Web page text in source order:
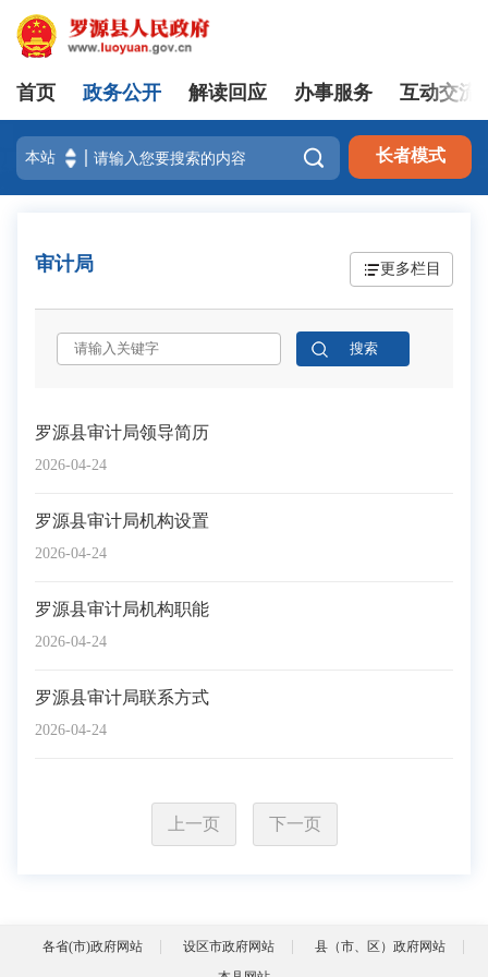
登录
首页 政务公开 解读回应 办事服务 互动交流
 长者模式
审计局 更多栏目
2026-04-24
罗源县审计局领导简历
2026-04-24
罗源县审计局机构设置
2026-04-24
罗源县审计局机构职能
2026-04-24
罗源县审计局联系方式
上一页 下一页
各省(市)政府网站 设区市政府网站
县（市、区）政府网站